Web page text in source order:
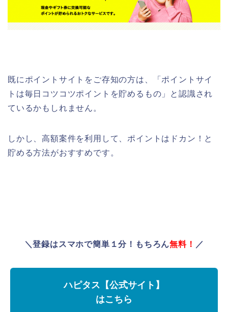
既にポイントサイトをご存知の方は、「ポイントサイ
トは毎日コツコツポイントを貯めるもの」と認識され
ているかもしれません。
しかし、高額案件を利用して、ポイントはドカン！と
貯める方法がおすすめです。
＼登録はスマホで簡単１分！もちろん無料！ ／
ハピタス【公式サイト】
はこちら